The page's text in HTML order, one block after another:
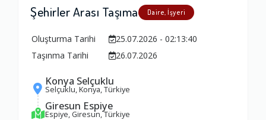
Şehirler Arası Taşıma Daire, İşyeri
Oluşturma Tarihi
25.07.2026 - 02:13:40
Taşınma Tarihi
26.07.2026
Konya Selçuklu
Selçuklu, Konya, Türkiye
Giresun Espiye
Espiye, Giresun, Türkiye
1.0
Zamanlama
Firma Çalışanları